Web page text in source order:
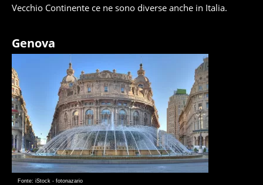
Vecchio Continente ce ne sono diverse anche in Italia.
Genova
Fonte: iStock - fotonazario